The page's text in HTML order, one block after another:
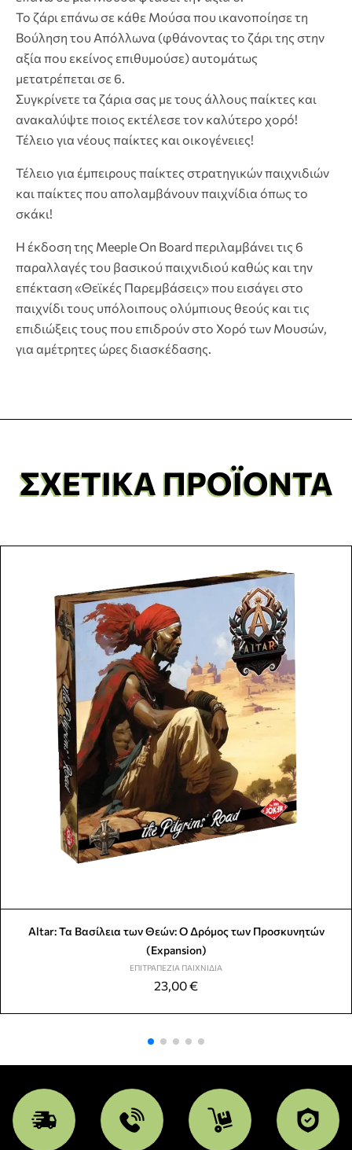
Το ζάρι επάνω σε κάθε Μούσα που ικανοποίησε τη
Βούληση του Απόλλωνα (φθάνοντας το ζάρι της στην
αξία που εκείνος επιθυμούσε) αυτομάτως
μετατρέπεται σε 6.
Συγκρίνετε τα ζάρια σας με τους άλλους παίκτες και
ανακαλύψτε ποιος εκτέλεσε τον καλύτερο χορό!
Τέλειο για νέους παίκτες και οικογένειες!
Τέλειο για έμπειρους παίκτες στρατηγικών παιχνιδιών
και παίκτες που απολαμβάνουν παιχνίδια όπως το
σκάκι!
Η έκδοση της Meeple On Board περιλαμβάνει τις 6
παραλλαγές του βασικού παιχνιδιού καθώς και την
επέκταση «Θεϊκές Παρεμβάσεις» που εισάγει στο
παιχνίδι τους υπόλοιπους ολύμπιους θεούς και τις
επιδιώξεις τους που επιδρούν στο Χορό των Μουσών,
για αμέτρητες ώρες διασκέδασης.
ΣΧΕΤΙΚΆ ΠΡΟΪΌΝΤΑ
Altar: Τα Βασίλεια των Θεών: Ο Δρόμος των Προσκυνητών
(Expansion)
ΕΠΙΤΡΑΠΈΖΙΑ ΠΑΙΧΝΊΔΙΑ
23,00€